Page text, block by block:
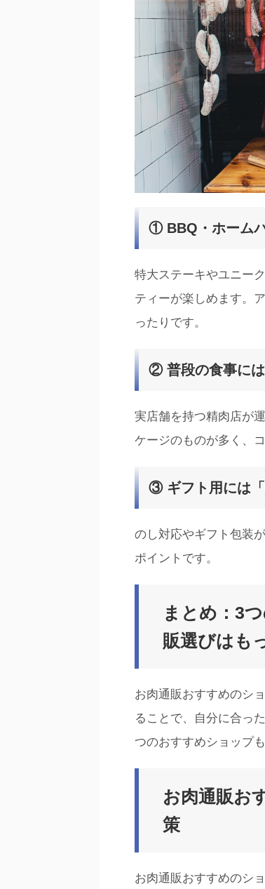
① BBQ・ホーム
特大ステーキやユニー
ティーが楽しめます。
ったりです。
② 普段の食事に
実店舗を持つ精肉店が
ケージのものが多く、
③ ギフト用には
のし対応やギフト包装
ポイントです。
まとめ：3
販選びはも
お肉通販おすすめのシ
ることで、自分に合っ
つのおすすめショップ
お肉通販お
策
お肉通販おすすめのシ